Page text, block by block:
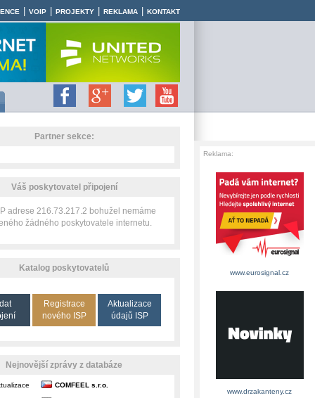
VOIP PROJEKTY REKLAMA KONTAKT
Partner sekce:
Váš poskytovatel připojení
adrese 216.73.217.2 bohužel nemáme
žádného poskytovatele internetu.
Katalog poskytovatelů
Registrace
nového ISP
Aktualizace
údajů ISP
Nejnovější zprávy z databáze
COMFEEL s.r.o.
Reklama:
www.eurosignal.cz
www.drzakanteny.cz